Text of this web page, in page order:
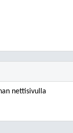
nettisivulla